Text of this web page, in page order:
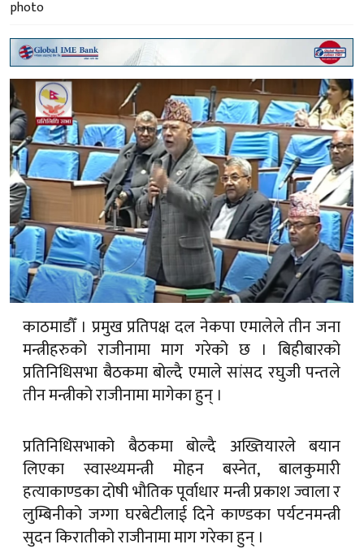
काठमाडौँ । प्रमुख प्रतिपक्ष दल नेकपा एमालेले तीन जना
मन्त्रीहरुको राजीनामा माग गरेको छ । बिहीबारको
प्रतिनिधिसभा बैठकमा बोल्दै एमाले सांसद रघुजी पन्तले
तीन मन्त्रीको राजीनामा मागेका हुन् ।
प्रतिनिधिसभाको बैठकमा बोल्दै अख्तियारले बयान
लिएका स्वास्थ्यमन्त्री मोहन बस्नेत, बालकुमारी
हत्याकाण्डका दोषी भौतिक पूर्वाधार मन्त्री प्रकाश ज्वाला र
लुम्बिनीको जग्गा घरबेटीलाई दिने काण्डका पर्यटनमन्त्री
सुदन किरातीको राजीनामा माग गरेका हुन् ।